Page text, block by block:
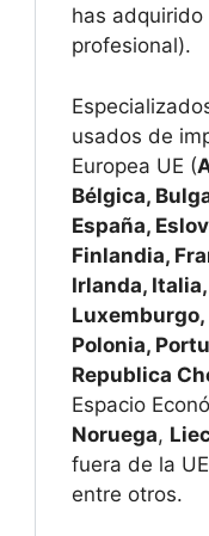
has adquirido
profesional).
usados de
Europea UE (
Bélgica,
España,
Finlandia,
Irlanda,
Luxemburgo,
Polonia,
Republica
Espacio
Noruega,
fuera de la
entre otros.